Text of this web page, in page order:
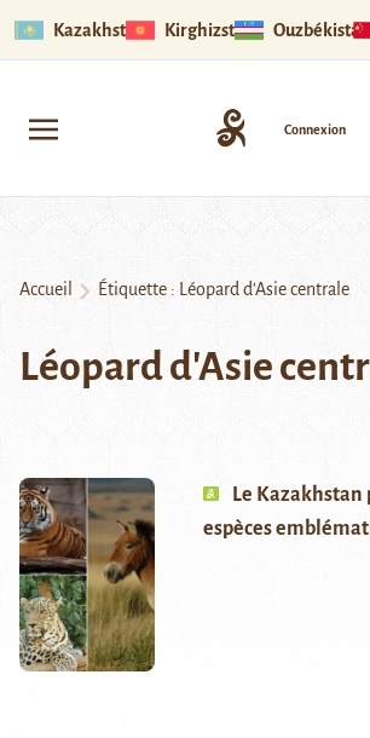
Kazakhstan Kirghizstan Ouzbékistan
Connexion
Accueil Étiquette : Léopard d'Asie centrale
Léopard d'Asie
Le
espèces